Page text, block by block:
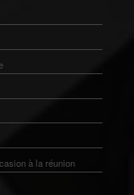
à la réunion